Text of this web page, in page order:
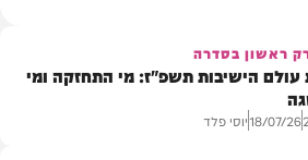
ראשון בסדרה
הישיבות תשפ"ז: מי התחזקה ומי
18/07/26יוסי פלד